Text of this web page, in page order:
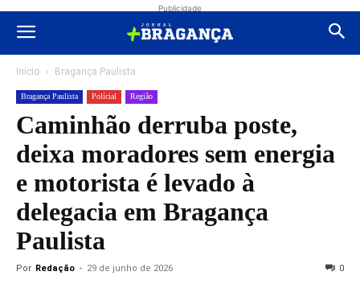
Publicidade
Início Bragança Paulista
Bragança Paulista Polícial Região
Caminhão derruba poste,
deixa moradores sem energia
e motorista é levado à
delegacia em Bragança
Paulista
Por Redação - 29 de junho de 2026 0